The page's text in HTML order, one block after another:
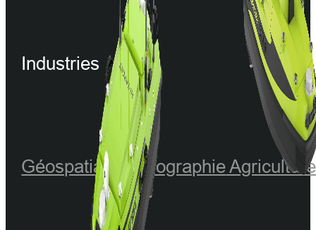
Industries
Géospatiale HydrographieAgriculture